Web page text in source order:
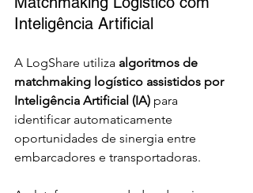
Inteligência Artificial
A LogShare utiliza algoritmos de
matchmaking logístico assistidos por
Inteligência Artificial (IA) para
identificar automaticamente
oportunidades de sinergia entre
embarcadores e transportadoras.